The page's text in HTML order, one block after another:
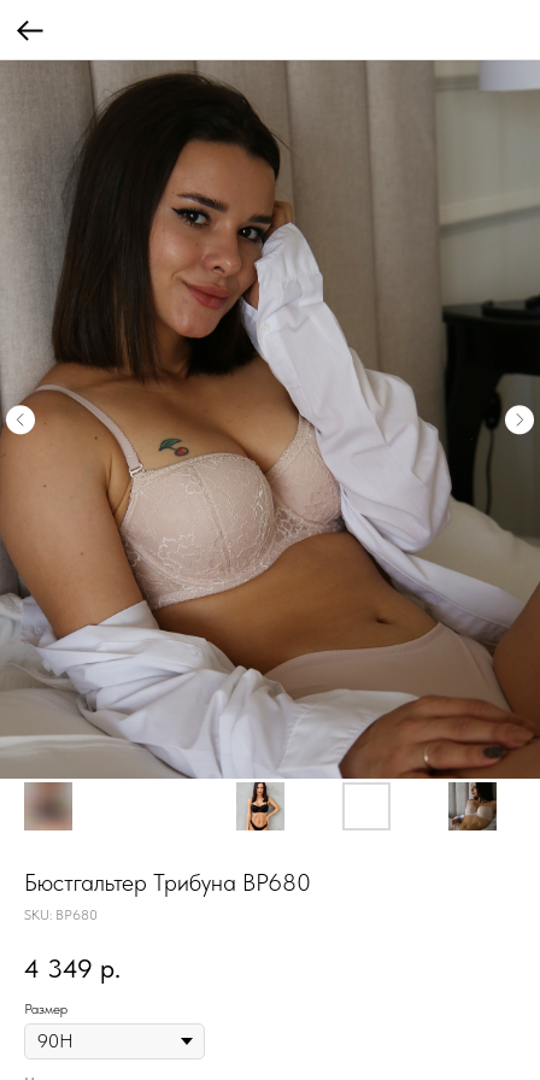
Бюстгальтер Трибуна BP680
SKU: BP680
4 349 р.
Размер